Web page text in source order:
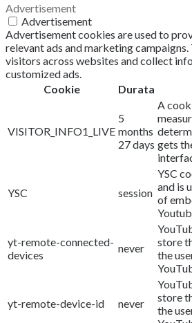
Advertisement
Advertisement
Advertisement cookies are used to
relevant ads and marketing
visitors across websites and collect
customized ads.
Cookie
Durata
VISITOR_INFO1_LIVE
5
months
27 days
A
gets
YSC session
YSC
and is
of
yt-remote-connected-
devices
never
store
the
yt-remote-device-id never
store
the